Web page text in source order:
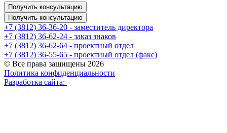
Получить консультацию
Получить консультацию
+7 (3812) 36-36-20 - заместитель директора
+7 (3812) 36-62-24 - заказ знаков
+7 (3812) 36-62-64 - проектный отдел
+7 (3812) 36-55-65 - проектный отдел (факс)
© Все права защищены 2026
Политика конфиденциальности
Разработка сайта: